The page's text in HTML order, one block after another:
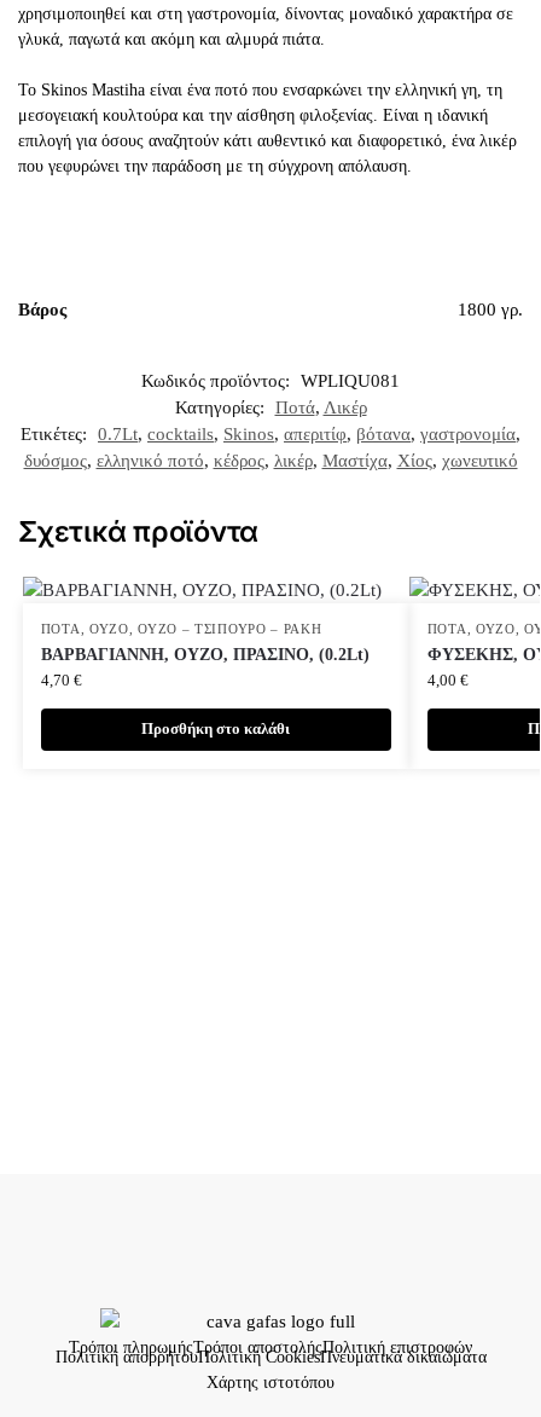
χρησιμοποιηθεί και στη γαστρονομία, δίνοντας μοναδικό χαρακτήρα σε
γλυκά, παγωτά και ακόμη και αλμυρά πιάτα.
Το Skinos Mastiha είναι ένα ποτό που ενσαρκώνει την ελληνική γη, τη
μεσογειακή κουλτούρα και την αίσθηση φιλοξενίας. Είναι η ιδανική
επιλογή για όσους αναζητούν κάτι αυθεντικό και διαφορετικό, ένα λικέρ
που γεφυρώνει την παράδοση με τη σύγχρονη απόλαυση.
Βάρος 1800 γρ.
Κωδικός προϊόντος:
WPLIQU081
Κατηγορίες:
Ποτά, Λικέρ
Ετικέτες:
0.7Lt, cocktails, Skinos, απεριτίφ, βότανα, γαστρονομία,
δυόσμος, ελληνικό ποτό, κέδρος, λικέρ, Μαστίχα, Χίος, χωνευτικό
Σχετικά προϊόντα
ΠΟΤΆ, ΟΎΖΟ,ΟΎΖΟ – ΤΣΊΠΟΥΡΟ – ΡΑΚΉ
ΒΑΡΒΑΓΙΑΝΝΗ, ΟΥΖΟ, ΠΡΑΣΙΝΟ, (0.2Lt)
4,70 €
Προσθήκη στο καλάθι
ΠΟΤΆ, ΟΎΖΟ,
ΦΥΣΕΚΗΣ,
4,00 €
Τρόποι πληρωμήςΤρόποι αποστολήςΠολιτική επιστροφών
Πολιτική απορρήτουΠολιτική CookiesΠνευματικά δικαιώματα
Χάρτης ιστοτόπου